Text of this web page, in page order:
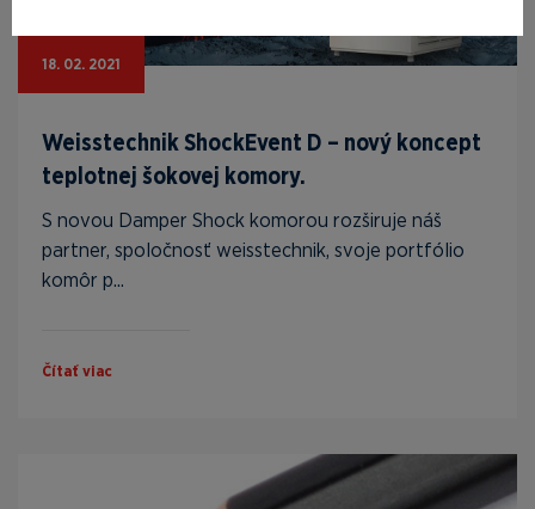
18. 02. 2021
Weisstechnik ShockEvent D – nový koncept
teplotnej šokovej komory.
S novou Damper Shock komorou rozširuje náš
partner, spoločnosť weisstechnik, svoje portfólio
komôr p...
Čítať viac